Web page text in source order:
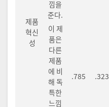
제품
혁신
성
낌을
준다.
이 제
품은
다른
제품
에 비
해 독
특한
느낌
.785 .323